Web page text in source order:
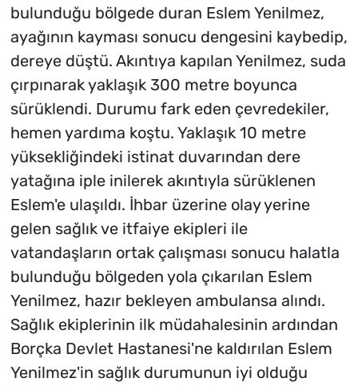
bulunduğu bölgede duran Eslem Yenilmez,
ayağının kayması sonucu dengesini kaybedip,
dereye düştü. Akıntıya kapılan Yenilmez, suda
çırpınarak yaklaşık 300 metre boyunca
sürüklendi. Durumu fark eden çevredekiler,
hemen yardıma koştu. Yaklaşık 10 metre
yüksekliğindeki istinat duvarından dere
yatağına iple inilerek akıntıyla sürüklenen
Eslem'e ulaşıldı. İhbar üzerine olay yerine
gelen sağlık ve itfaiye ekipleri ile
vatandaşların ortak çalışması sonucu halatla
bulunduğu bölgeden yola çıkarılan Eslem
Yenilmez, hazır bekleyen ambulansa alındı.
Sağlık ekiplerinin ilk müdahalesinin ardından
Borçka Devlet Hastanesi'ne kaldırılan Eslem
Yenilmez'in sağlık durumunun iyi olduğu